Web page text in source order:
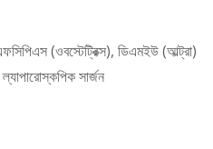
(ওবস্টেট্রিক্স), ডিএমইউ (আল্ট্রা)
সার্জন